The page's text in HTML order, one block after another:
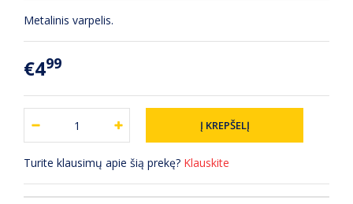
Metalinis varpelis.
€499
Turite klausimų apie šią prekę? Klauskite